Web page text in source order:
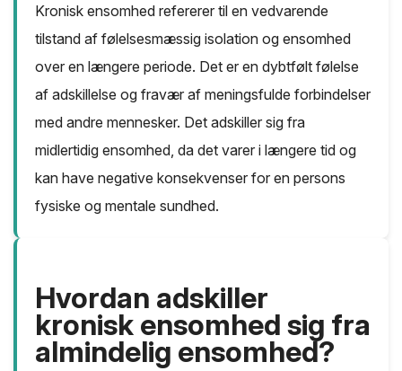
Kronisk ensomhed refererer til en vedvarende
tilstand af følelsesmæssig isolation og ensomhed
over en længere periode. Det er en dybtfølt følelse
af adskillelse og fravær af meningsfulde forbindelser
med andre mennesker. Det adskiller sig fra
midlertidig ensomhed, da det varer i længere tid og
kan have negative konsekvenser for en persons
fysiske og mentale sundhed.
Hvordan adskiller
kronisk ensomhed sig fra
almindelig ensomhed?